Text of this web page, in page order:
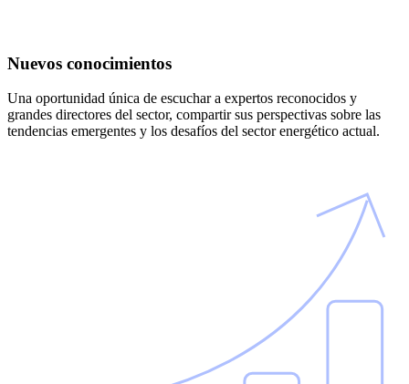
Nuevos conocimientos
Una oportunidad única de escuchar a expertos reconocidos y
grandes directores del sector, compartir sus perspectivas sobre las
tendencias emergentes y los desafíos del sector energético actual.